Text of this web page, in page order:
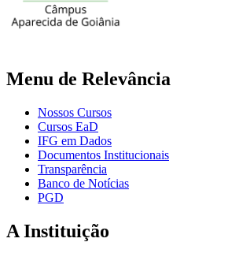
Menu de Relevância
Nossos Cursos
Cursos EaD
IFG em Dados
Documentos Institucionais
Transparência
Banco de Notícias
PGD
A Instituição